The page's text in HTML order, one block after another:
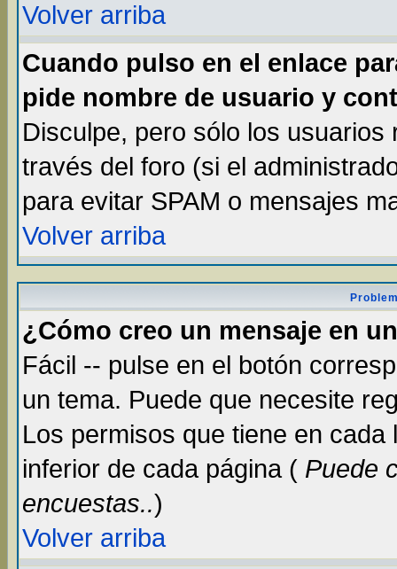
Volver arriba
Cuando pulso en el enlace
pide nombre de usuario y
Disculpe, pero sólo los
través del foro (si el
para evitar SPAM o mensajes
Volver arriba
¿Cómo creo un mensaje en
Fácil -- pulse en el botón
un tema. Puede que necesite
Los permisos que tiene en
inferior de cada página ( Puede
encuestas..)
Volver arriba